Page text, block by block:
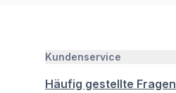
Kundenservice
Häufig gestellte Fragen